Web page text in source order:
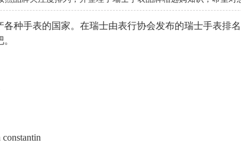
各种手表的国家。在瑞士由表行协会发布的瑞士手表排